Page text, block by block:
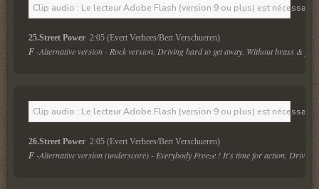
Clip audio : Le lecteur Adobe Flash (version 9 ou plus) est
25.Street Power 2:05 (Evert Verhees/Bert Verschueren)
F -Alternative version - Rock version. Driving hard to get away. Without brass &
Clip audio : Le lecteur Adobe Flash (version 9 ou plus) est
26.Street Power 2:05 (Evert Verhees/Bert Verschueren)
F -Alternative version (underscore) - Everybody Freeze ! It's time for action.